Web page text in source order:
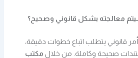
معالجته بشكل قانوني وصحيح؟
قانوني يتطلب اتباع خطوات دقيقة،
صحيحة وكاملة. من خلال مكتب